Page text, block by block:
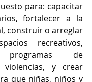
para: capacitar
fortalecer a la
construir o arreglar
recreativos,
programas de
violencias, y crear
que niñas, niños y